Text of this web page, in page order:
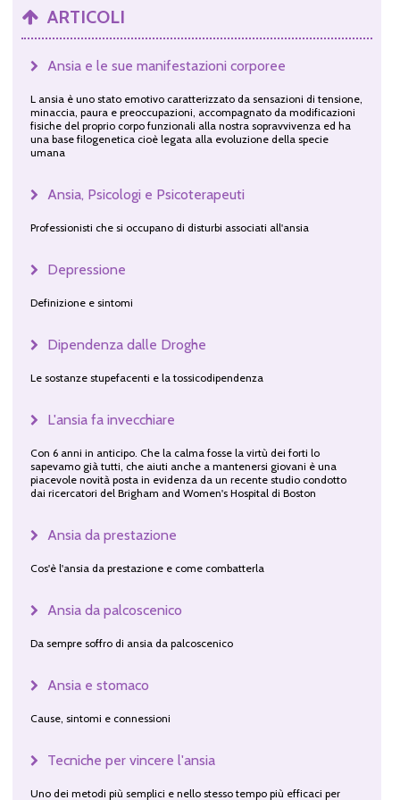
ARTICOLI
Ansia e le sue manifestazioni corporee
L ansia è uno stato emotivo caratterizzato da sensazioni di tensione,
minaccia, paura e preoccupazioni, accompagnato da modificazioni
fisiche del proprio corpo funzionali alla nostra sopravvivenza ed ha
una base filogenetica cioè legata alla evoluzione della specie
umana
Ansia, Psicologi e Psicoterapeuti
Professionisti che si occupano di disturbi associati all'ansia
Depressione
Definizione e sintomi
Dipendenza dalle Droghe
Le sostanze stupefacenti e la tossicodipendenza
L'ansia fa invecchiare
Con 6 anni in anticipo. Che la calma fosse la virtù dei forti lo
sapevamo già tutti, che aiuti anche a mantenersi giovani è una
piacevole novità posta in evidenza da un recente studio condotto
dai ricercatori del Brigham and Women's Hospital di Boston
Ansia da prestazione
Cos'è l'ansia da prestazione e come combatterla
Ansia da palcoscenico
Da sempre soffro di ansia da palcoscenico
Ansia e stomaco
Cause, sintomi e connessioni
Tecniche per vincere l'ansia
Uno dei metodi più semplici e nello stesso tempo più efficaci per